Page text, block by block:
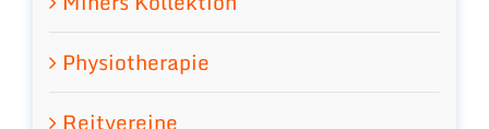
Physiotherapie